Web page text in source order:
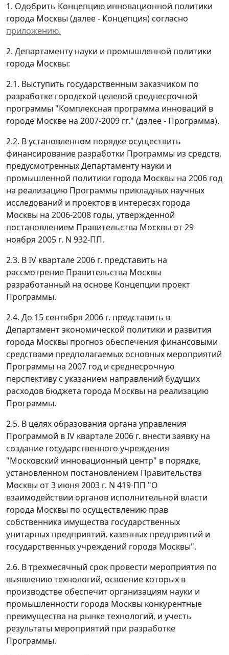
1. Одобрить Концепцию инновационной политики
города Москвы (далее - Концепция) согласно
приложению.
2. Департаменту науки и промышленной политики
города Москвы:
2.1. Выступить государственным заказчиком по
разработке городской целевой среднесрочной
программы "Комплексная программа инноваций в
городе Москве на 2007-2009 гг." (далее - Программа).
2.2. В установленном порядке осуществить
финансирование разработки Программы из средств,
предусмотренных Департаменту науки и
промышленной политики города Москвы на 2006 год
на реализацию Программы прикладных научных
исследований и проектов в интересах города
Москвы на 2006-2008 годы, утвержденной
постановлением Правительства Москвы от 29
ноября 2005 г. N 932-ПП.
2.3. В IV квартале 2006 г. представить на
рассмотрение Правительства Москвы
разработанный на основе Концепции проект
Программы.
2.4. До 15 сентября 2006 г. представить в
Департамент экономической политики и развития
города Москвы прогноз обеспечения финансовыми
средствами предполагаемых основных мероприятий
Программы на 2007 год и среднесрочную
перспективу с указанием направлений будущих
расходов бюджета города Москвы на реализацию
Программы.
2.5. В целях образования органа управления
Программой в IV квартале 2006 г. внести заявку на
создание государственного учреждения
"Московский инновационный центр" в порядке,
установленном постановлением Правительства
Москвы от 3 июня 2003 г. N 419-ПП "О
взаимодействии органов исполнительной власти
города Москвы по осуществлению прав
собственника имущества государственных
унитарных предприятий, казенных предприятий и
государственных учреждений города Москвы".
2.6. В трехмесячный срок провести мероприятия по
выявлению технологий, освоение которых в
производстве обеспечит организациям науки и
промышленности города Москвы конкурентные
преимущества на рынке технологий, и учесть
результаты мероприятий при разработке
Программы.